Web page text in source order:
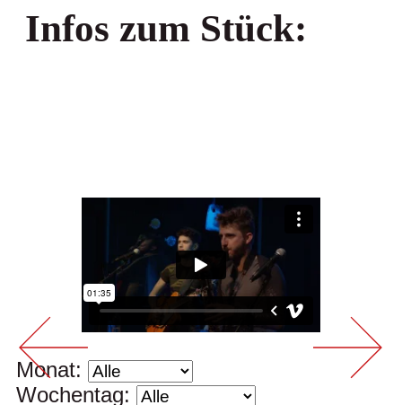
Infos zum Stück:
Monat:
Wochentag: